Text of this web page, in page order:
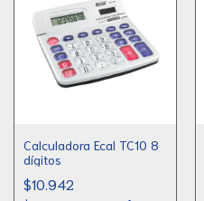
Calculadora Ecal TC10 8
dígitos
$10.942